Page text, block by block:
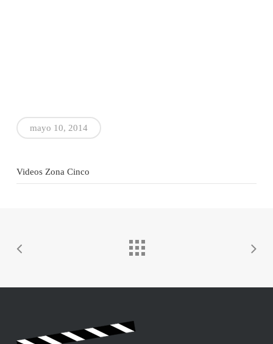
mayo 10, 2014
Videos Zona Cinco